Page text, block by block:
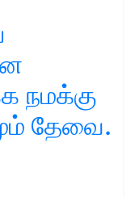
நமக்கு
தேவை.